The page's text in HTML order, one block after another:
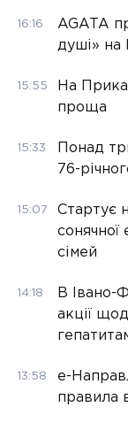
16:16
AGATA
душі» на
15:55
На
проща
15:33
Понад
76-
15:07
Стартує
сонячної
сімей
14:18
В Івано-
акції
13:58
е-
правила